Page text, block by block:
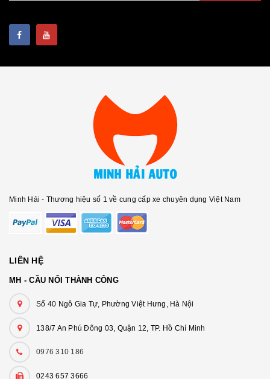
Minh Hải - Thương hiệu số 1 về cung cấp xe chuyên dụng Việt Nam
LIÊN HỆ
MH - CẦU NỐI THÀNH CÔNG
Số 40 Ngô Gia Tự, Phường Việt Hưng, Hà Nội
138/7 An Phú Đông 03, Quận 12, TP. Hồ Chí Minh
0976 310 186
0243 657 3666